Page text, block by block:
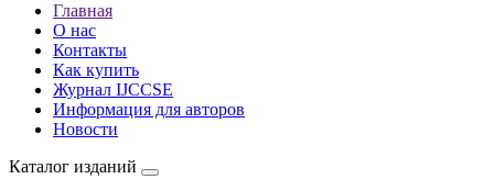
Главная
О нас
Контакты
Как купить
Журнал IJCCSE
Информация для авторов
Новости
Каталог изданий